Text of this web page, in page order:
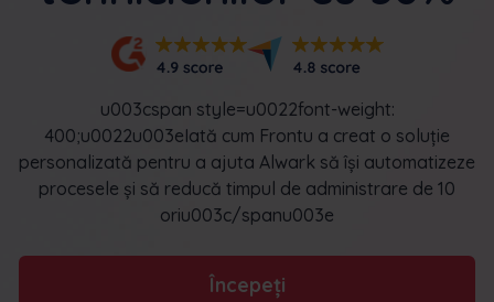
u003cspan style=u0022font-weight:
400;u0022u003eIată cum Frontu a creat o soluție
personalizată pentru a ajuta Alwark să își automatizeze
procesele și să reducă timpul de administrare de 10
oriu003c/spanu003e
Începeți